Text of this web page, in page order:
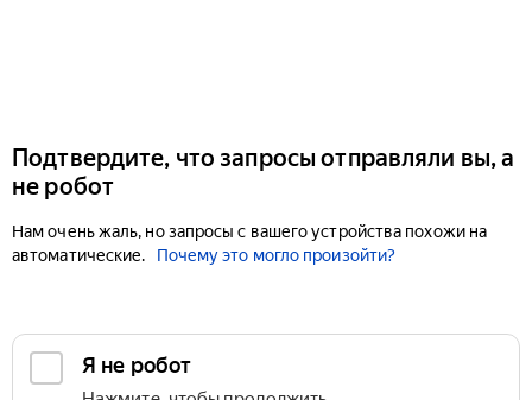
Подтвердите, что запросы отправляли вы, а
не робот
Нам очень жаль, но запросы с вашего устройства похожи на
автоматические.
Почему это могло произойти?